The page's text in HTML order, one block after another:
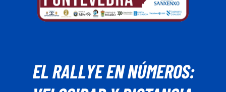
EL RALLYE EN NÚMEROS: